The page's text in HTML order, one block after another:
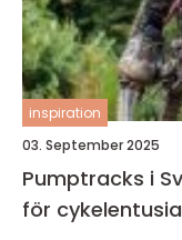
inspiration
03. September 2025
Pumptracks i
för